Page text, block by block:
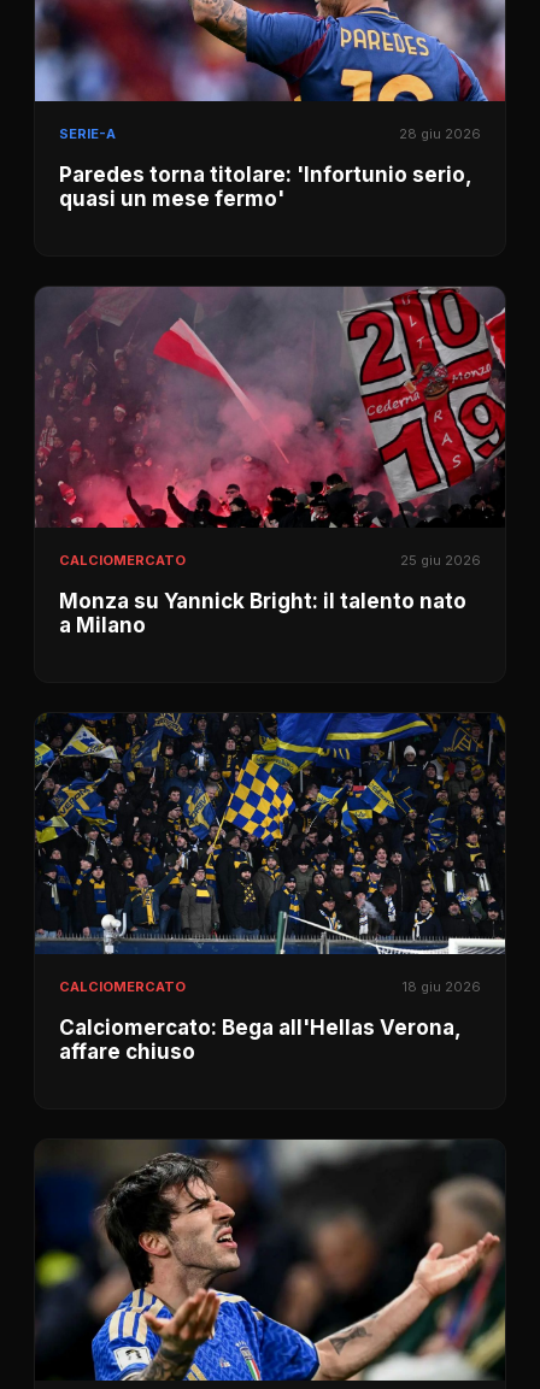
SERIE-A 28 giu 2026
Paredes torna titolare: 'Infortunio serio,
quasi un mese fermo'
CALCIOMERCATO 25 giu 2026
Monza su Yannick Bright: il talento nato
a Milano
CALCIOMERCATO 18 giu 2026
Calciomercato: Bega all'Hellas Verona,
affare chiuso